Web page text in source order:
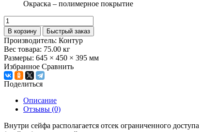
Окраска – полимерное покрытие
В корзину Быстрый заказ
Производитель: Контур
Вес товара: 75.00 кг
Размеры: 645 × 450 × 395 мм
Избранное Сравнить
Поделиться
Описание
Отзывы (0)
Внутри сейфа располагается отсек ограниченного доступа